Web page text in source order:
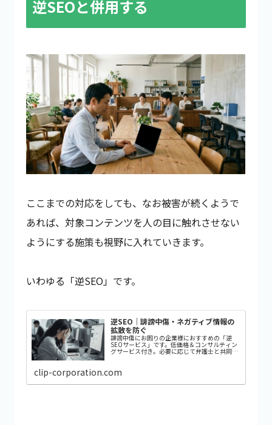
逆SEOと併用する
ここまでの対応をしても、なお被害が続くようで
あれば、対象コンテンツを人の目に触れさせない
ようにする施策も視野に入れていきます。
いわゆる「逆SEO」です。
逆SEO｜誹謗中傷・ネガティブ情報の
拡散を防ぐ
誹謗中傷にお困りの企業様におすすめの「逆
SEOサービス」です。低価格＆コンサルティン
グサービス付き。必要に応じて弁護士と共同で
clip-corporation.com